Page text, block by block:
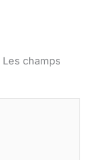
Les champs